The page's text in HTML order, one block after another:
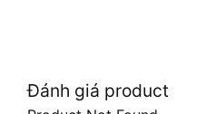
Đánh giá product